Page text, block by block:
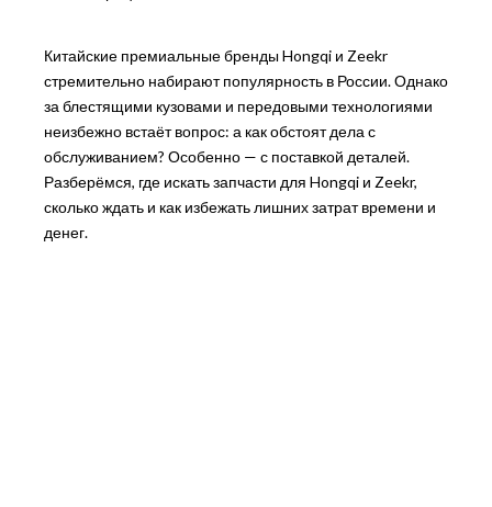
Китайские премиальные бренды Hongqi и Zeekr
стремительно набирают популярность в России. Однако
за блестящими кузовами и передовыми технологиями
неизбежно встаёт вопрос: а как обстоят дела с
обслуживанием? Особенно — с поставкой деталей.
Разберёмся, где искать запчасти для Hongqi и Zeekr,
сколько ждать и как избежать лишних затрат времени и
денег.